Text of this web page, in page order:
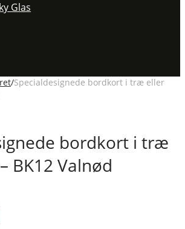
Glas
/Specialdesignede bordkort i træ eller
bordkort i træ
BK12 Valnød